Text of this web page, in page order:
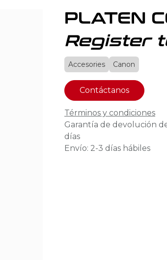
PLATEN
Register
Accesories Canon
Contáctanos
Términos y condiciones
Garantía de devolución
días
Envío: 2-3 días hábiles